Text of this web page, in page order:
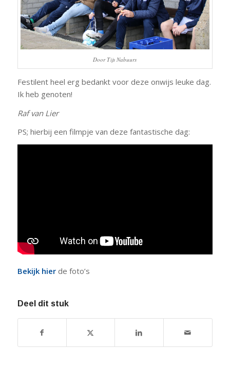
Door Tijs Nabuurs
Festilent heel erg bedankt voor deze onwijs leuke dag.
Ik heb genoten!
Raf van Lier
PS; hierbij een filmpje van deze fantastische dag:
Bekijk hierde foto’s
Deel dit stuk